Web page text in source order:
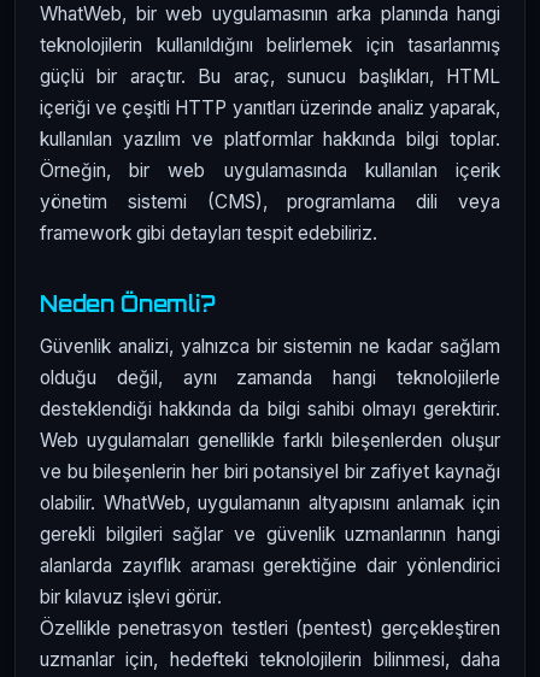
WhatWeb, bir web uygulamasının arka planında hangi
teknolojilerin kullanıldığını belirlemek için tasarlanmış
güçlü bir araçtır. Bu araç, sunucu başlıkları, HTML
içeriği ve çeşitli HTTP yanıtları üzerinde analiz yaparak,
kullanılan yazılım ve platformlar hakkında bilgi toplar.
Örneğin, bir web uygulamasında kullanılan içerik
yönetim sistemi (CMS), programlama dili veya
framework gibi detayları tespit edebiliriz.
Neden Önemli?
Güvenlik analizi, yalnızca bir sistemin ne kadar sağlam
olduğu değil, aynı zamanda hangi teknolojilerle
desteklendiği hakkında da bilgi sahibi olmayı gerektirir.
Web uygulamaları genellikle farklı bileşenlerden oluşur
ve bu bileşenlerin her biri potansiyel bir zafiyet kaynağı
olabilir. WhatWeb, uygulamanın altyapısını anlamak için
gerekli bilgileri sağlar ve güvenlik uzmanlarının hangi
alanlarda zayıflık araması gerektiğine dair yönlendirici
bir kılavuz işlevi görür.
Özellikle penetrasyon testleri (pentest) gerçekleştiren
uzmanlar için, hedefteki teknolojilerin bilinmesi, daha